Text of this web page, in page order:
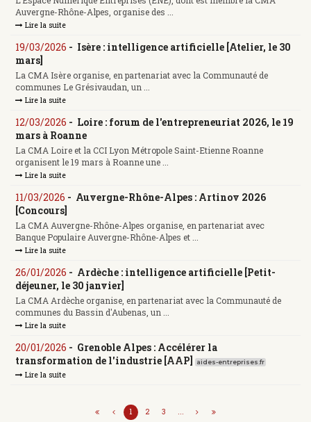
Auvergne-Rhône-Alpes, organise des ...
Lire la suite
19/03/2026 - Isère : intelligence artificielle [Atelier, le 30
mars]
La CMA Isère organise, en partenariat avec la Communauté de
communes Le Grésivaudan, un ...
Lire la suite
12/03/2026 - Loire : forum de l'entrepreneuriat 2026, le 19
mars à Roanne
La CMA Loire et la CCI Lyon Métropole Saint-Etienne Roanne
organisent le 19 mars à Roanne une ...
Lire la suite
11/03/2026 - Auvergne-Rhône-Alpes : Artinov 2026
[Concours]
La CMA Auvergne-Rhône-Alpes organise, en partenariat avec
Banque Populaire Auvergne-Rhône-Alpes et ...
Lire la suite
26/01/2026 - Ardèche : intelligence artificielle [Petit-
déjeuner, le 30 janvier]
La CMA Ardèche organise, en partenariat avec la Communauté de
communes du Bassin d'Aubenas, un ...
Lire la suite
20/01/2026 - Grenoble Alpes : Accélérer la
transformation de l'industrie [AAP]
aides-entreprises.fr
Lire la suite
1 2 3 ...